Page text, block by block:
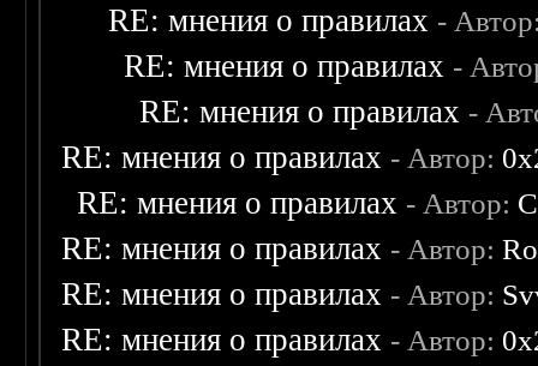
RE: мнения о правилах -
RE: мнения о правилах -
RE: мнения о правилах -
RE: мнения о правилах - Автор:
RE: мнения о правилах - Автор:
RE: мнения о правилах - Автор:
RE: мнения о правилах - Автор:
RE: мнения о правилах - Автор: